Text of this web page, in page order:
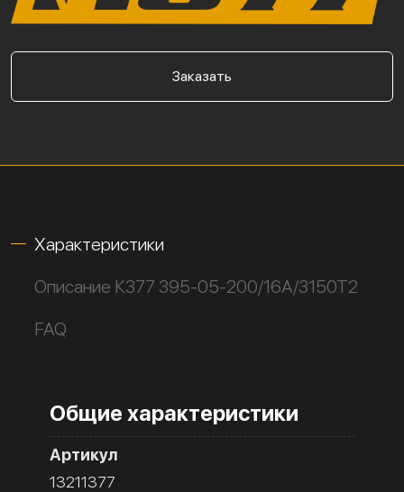
Заказать
Характеристики
Описание К377 395-05-200/16А/3150Т2
FAQ
Общие характеристики
Артикул
13211377